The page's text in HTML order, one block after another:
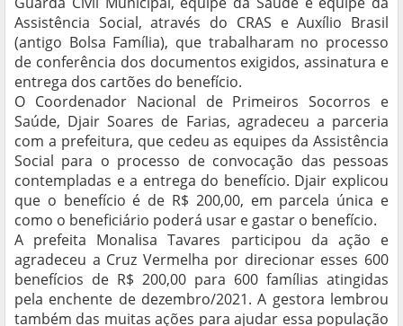
Assistência Social, através do CRAS e Auxílio Brasil
(antigo Bolsa Família), que trabalharam no processo
de conferência dos documentos exigidos, assinatura e
entrega dos cartões do benefício.
O Coordenador Nacional de Primeiros Socorros e
Saúde, Djair Soares de Farias, agradeceu a parceria
com a prefeitura, que cedeu as equipes da Assistência
Social para o processo de convocação das pessoas
contempladas e a entrega do benefício. Djair explicou
que o benefício é de R$ 200,00, em parcela única e
como o beneficiário poderá usar e gastar o benefício.
A prefeita Monalisa Tavares participou da ação e
agradeceu a Cruz Vermelha por direcionar esses 600
benefícios de R$ 200,00 para 600 famílias atingidas
pela enchente de dezembro/2021. A gestora lembrou
também das muitas ações para ajudar essa população